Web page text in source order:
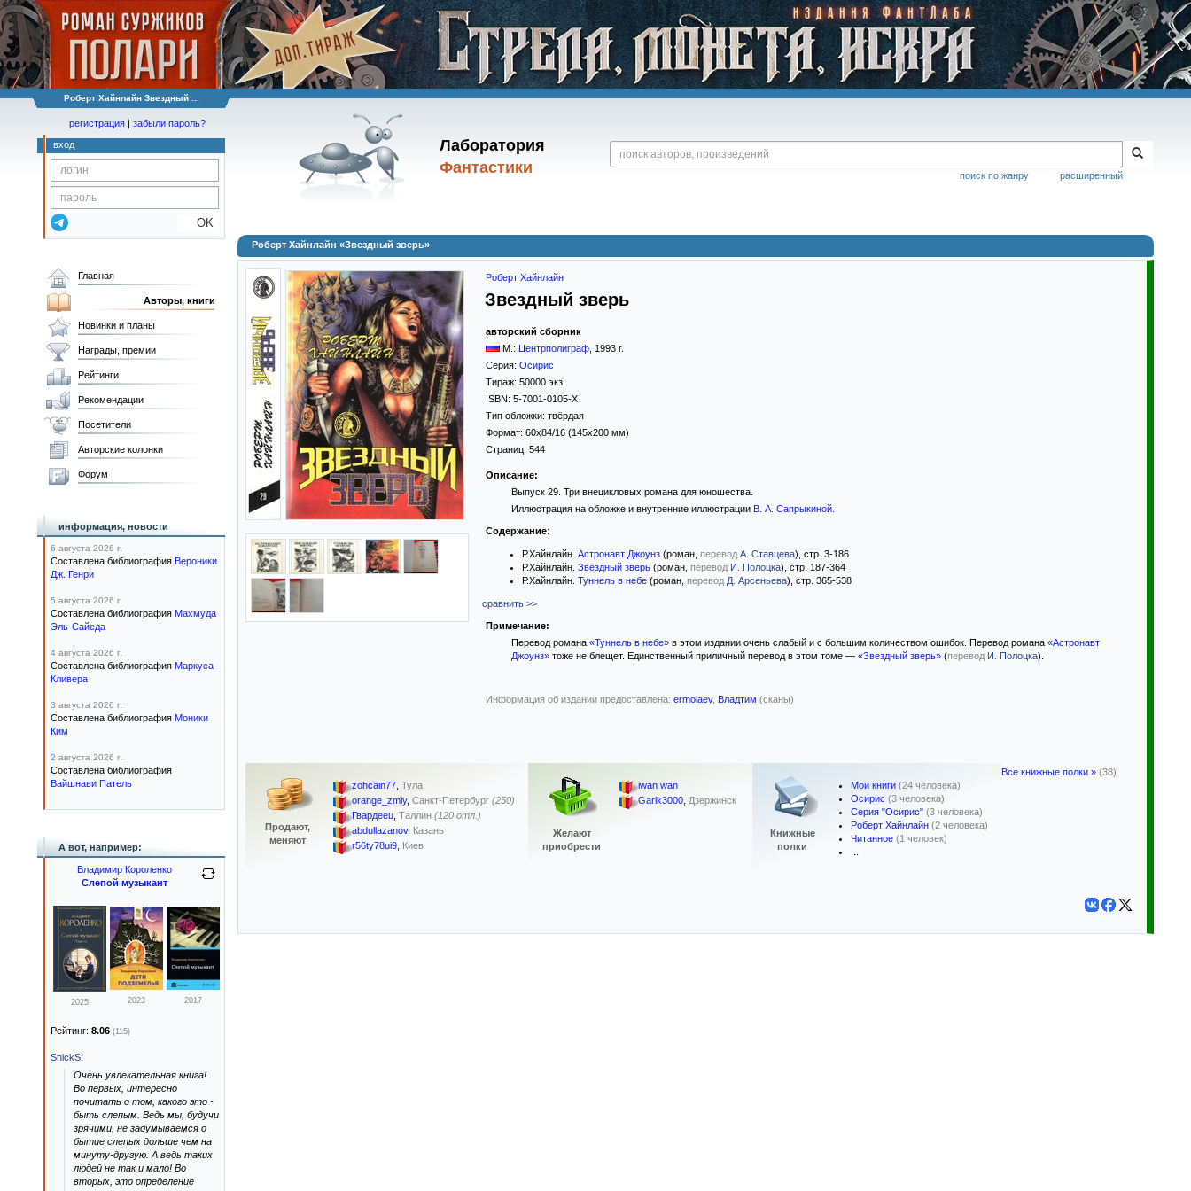
Роберт Хайнлайн Звездный ...
Лаборатория
Фантастики
расширенный
поиск по жанру
регистрация | забыли пароль?
вход
OK
Роберт Хайнлайн «Звездный зверь»
Роберт Хайнлайн
Звездный зверь
авторский сборник
М.: Центрполиграф 1993 г.
Серия: Осирис
Тираж: 50000 экз.
ISBN: 5-7001-0105-X
Тип обложки: твёрдая
Формат: 60x84/16 (145x200 мм)
Страниц: 544
Описание:
Выпуск 29. Три внецикловых романа для юношества.
Иллюстрация на обложке и внутренние иллюстрации В. А. Сапрыкиной.
Содержание:
Р.Хайнлайн. Астронавт Джоунз (роман, перевод А. Ставцева), стр. 3-186
Р.Хайнлайн. Звездный зверь (роман, перевод И. Полоцка), стр. 187-364
Р.Хайнлайн. Туннель в небе (роман, перевод Д. Арсеньева), стр. 365-538
сравнить >>
Примечание:
Перевод романа «Туннель в небе»в этом издании очень слабый и с большим количеством ошибок. Перевод романа «Астронавт
Джоунз»тоже не блещет. Единственный приличный перевод в этом томе — «Звездный зверь»(перевод И. Полоцка).
Информация об издании предоставлена: ermolaev, Владтим (сканы)
Продают,
меняют
zohcain77, Тула
orange_zmiy, Санкт-Петербург (250)
Гвардеец, Таллин (120 отл.)
abdullazanov, Казань
r56ty78ui9, Киев
Желают
приобрести
iwan wan
Garik3000, Дзержинск
Книжные
полки
Мои книги (24 человека)
Осирис (3 человека)
Серия "Осирис" (3 человека)
Роберт Хайнлайн (2 человека)
Читанное (1 человек)
Все книжные полки » (38)
Главная
Авторы, книги
Новинки и планы
Награды, премии
Рейтинги
Рекомендации
Посетители
Авторские колонки
Форум
информация, новости
6 августа 2026 г.
Составлена библиография Вероники
Дж. Генри
5 августа 2026 г.
Составлена библиография Махмуда
Эль-Сайеда
4 августа 2026 г.
Составлена библиография Маркуса
Кливера
3 августа 2026 г.
Составлена библиография Моники
Ким
2 августа 2026 г.
Составлена библиография
Вайшнави Патель
А вот, например:
Владимир Короленко
Слепой музыкант
2025 2023 2017
Рейтинг: 8.06 (115)
SnickS:
Очень увлекательная книга!
Во первых, интересно
почитать о том, какого это -
быть слепым. Ведь мы, будучи
зрячими, не задумываемся о
бытие слепых дольше чем на
минуту-другую. А ведь таких
людей не так и мало! Во
вторых, это определение